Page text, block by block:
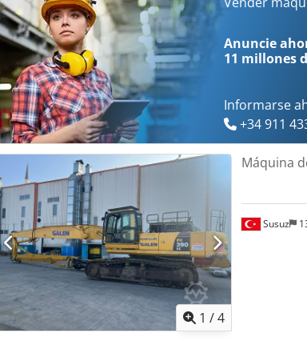
el mantenimiento se ha realizado recientemente,
Anuncie
11 millones
Informarse
+34 911
1 /4
Susuz
Máquina